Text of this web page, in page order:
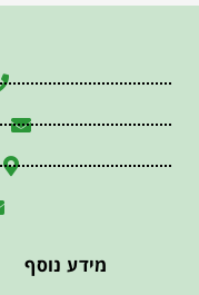
מידע נוסף